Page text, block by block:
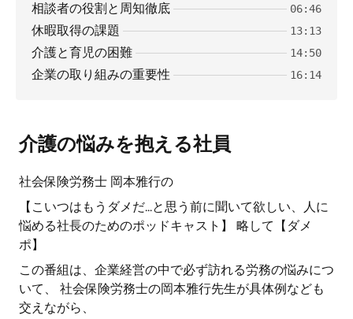
相談者の役割と周知徹底 06:46
休暇取得の課題 13:13
介護と育児の困難 14:50
企業の取り組みの重要性 16:14
介護の悩みを抱える社員
社会保険労務士 岡本雅行の
【こいつはもうダメだ...と思う前に聞いて欲しい、人に
悩める社長のためのポッドキャスト】 略して【ダメ
ポ】
この番組は、企業経営の中で必ず訪れる労務の悩みにつ
いて、 社会保険労務士の岡本雅行先生が具体例なども
交えながら、